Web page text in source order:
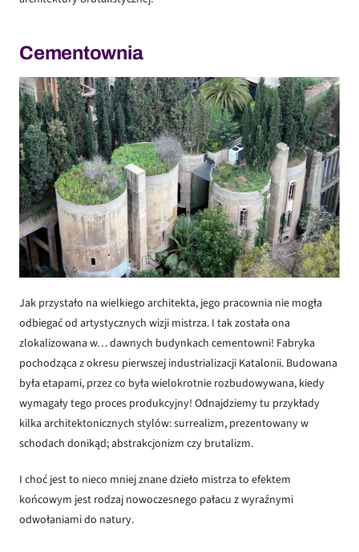
Cementownia
Jak przystało na wielkiego architekta, jego pracownia nie mogła
odbiegać od artystycznych wizji mistrza. I tak została ona
zlokalizowana w… dawnych budynkach cementowni! Fabryka
pochodząca z okresu pierwszej industrializacji Katalonii. Budowana
była etapami, przez co była wielokrotnie rozbudowywana, kiedy
wymagały tego proces produkcyjny! Odnajdziemy tu przykłady
kilka architektonicznych stylów: surrealizm, prezentowany w
schodach donikąd; abstrakcjonizm czy brutalizm.
I choć jest to nieco mniej znane dzieło mistrza to efektem
końcowym jest rodzaj nowoczesnego pałacu z wyraźnymi
odwołaniami do natury.